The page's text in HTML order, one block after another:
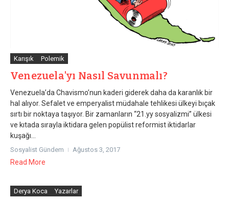
Karışık Polemik
Venezuela'yı Nasıl Savunmalı?
Venezuela’da Chavismo’nun kaderi giderek daha da karanlık bir
hal alıyor. Sefalet ve emperyalist müdahale tehlikesi ülkeyi bıçak
sırtı bir noktaya taşıyor. Bir zamanların “21.yy sosyalizmi” ülkesi
ve kıtada sırayla iktidara gelen popülist reformist iktidarlar
kuşağı...
Sosyalist Gündem Ağustos 3, 2017
Read More
Derya Koca Yazarlar